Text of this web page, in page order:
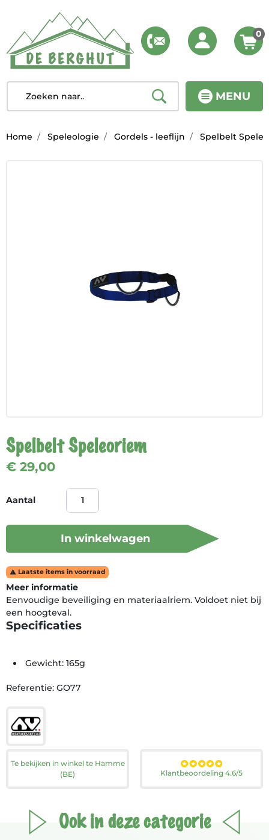
MENU
0
Home Speleologie Gordels - leeflijn Spelbelt
Spelbelt Speleoriem
€ 29,00
Aantal
In winkelwagen
 Laatste items in voorraad
Meer informatie
Eenvoudige beveiliging en materiaalriem. Voldoet niet bij
een hoogteval.
Specificaties
Gewicht: 165g
Referentie: GO77
Te bekijken in winkel te Hamme
(BE)
Klantbeoordeling 4.6/5
Ook in deze categorie